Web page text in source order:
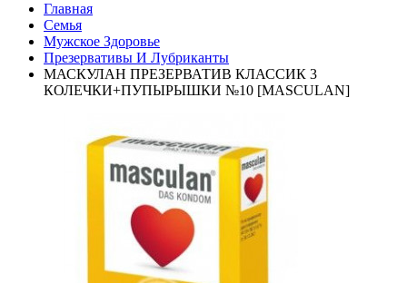
Главная
Семья
Мужское Здоровье
Презервативы И Лубриканты
МАСКУЛАН ПРЕЗЕРВАТИВ КЛАССИК 3
КОЛЕЧКИ+ПУПЫРЫШКИ №10 [MASCULAN]